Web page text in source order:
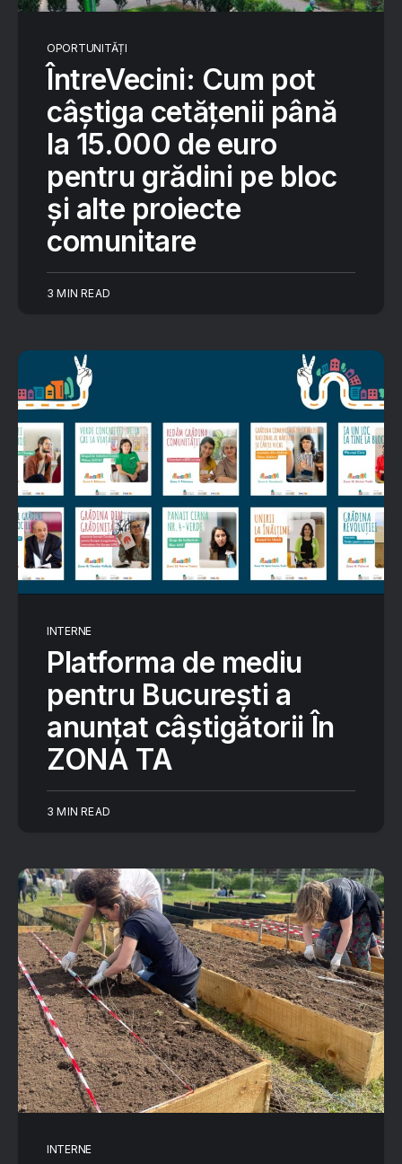
OPORTUNITĂȚI
ÎntreVecini: Cum pot
câștiga cetățenii până
la 15.000 de euro
pentru grădini pe bloc
și alte proiecte
comunitare
3 MIN READ
INTERNE
Platforma de mediu
pentru București a
anunțat câștigătorii În
ZONA TA
3 MIN READ
INTERNE